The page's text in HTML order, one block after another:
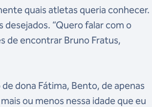
quais atletas queria conhecer.
desejados. “Quero falar com o
de encontrar Bruno Fratus,
dona Fátima, Bento, de apenas
ou menos nessa idade que eu